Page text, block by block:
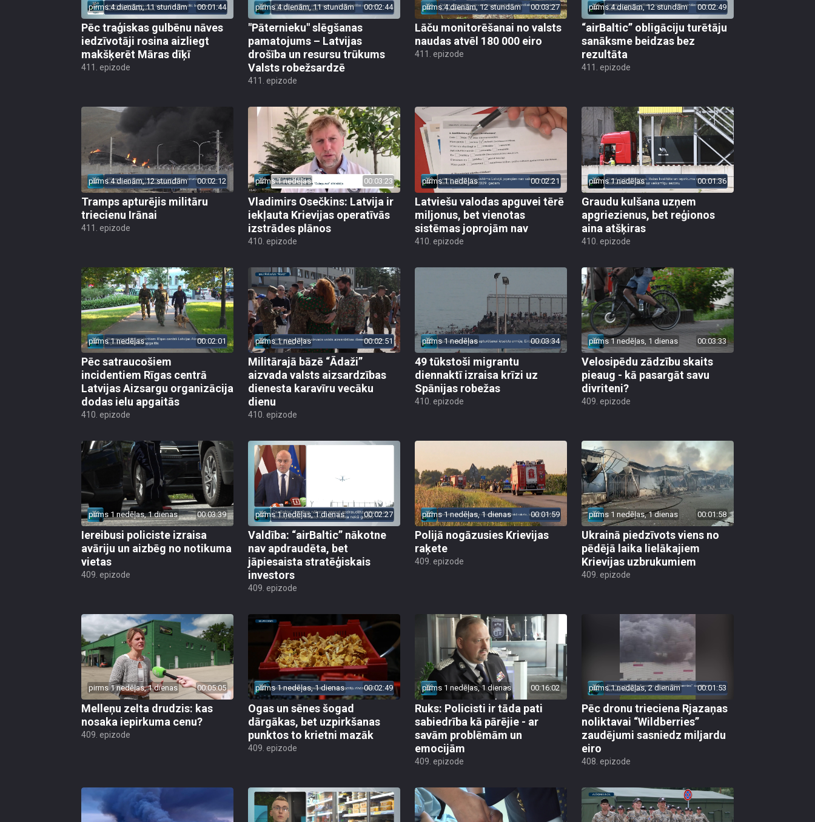
pirms 4 dienām, 11 stundām 00:01:44
Pēc traģiskas gulbēnu nāves
iedzīvotāji rosina aizliegt
makšķerēt Māras dīķī
411. epizode
pirms 4 dienām, 11 stundām 00:02:44
"Pāternieku" slēgšanas
pamatojums – Latvijas
drošība un resursu trūkums
Valsts robežsardzē
411. epizode
pirms 4 dienām, 12 stundām 00:03:27
Lāču monitorēšanai no valsts
naudas atvēl 180 000 eiro
411. epizode
pirms 4 dienām, 12 stundām 00:02:49
“airBaltic” obligāciju turētāju
sanāksme beidzas bez
rezultāta
411. epizode
pirms 4 dienām, 12 stundām 00:02:12
Tramps apturējis militāru
triecienu Irānai
411. epizode
pirms 1 nedēļas 00:03:23
Vladimirs Osečkins: Latvija ir
iekļauta Krievijas operatīvās
izstrādes plānos
410. epizode
pirms 1 nedēļas 00:02:21
Latviešu valodas apguvei tērē
miljonus, bet vienotas
sistēmas joprojām nav
410. epizode
pirms 1 nedēļas 00:01:36
Graudu kulšana uzņem
apgriezienus, bet reģionos
aina atšķiras
410. epizode
pirms 1 nedēļas 00:02:01
Pēc satraucošiem
incidentiem Rīgas centrā
Latvijas Aizsargu organizācija
dodas ielu apgaitās
410. epizode
pirms 1 nedēļas 00:02:51
Militārajā bāzē “Ādaži”
aizvada valsts aizsardzības
dienesta karavīru vecāku
dienu
410. epizode
pirms 1 nedēļas 00:03:34
49 tūkstoši migrantu
diennaktī izraisa krīzi uz
Spānijas robežas
410. epizode
pirms 1 nedēļas, 1 dienas 00:03:33
Velosipēdu zādzību skaits
pieaug - kā pasargāt savu
divriteni?
409. epizode
pirms 1 nedēļas, 1 dienas 00:03:39
Iereibusi policiste izraisa
avāriju un aizbēg no notikuma
vietas
409. epizode
pirms 1 nedēļas, 1 dienas 00:02:27
Valdība: “airBaltic” nākotne
nav apdraudēta, bet
jāpiesaista stratēģiskais
investors
409. epizode
pirms 1 nedēļas, 1 dienas 00:01:59
Polijā nogāzusies Krievijas
raķete
409. epizode
pirms 1 nedēļas, 1 dienas 00:01:58
Ukrainā piedzīvots viens no
pēdējā laika lielākajiem
Krievijas uzbrukumiem
409. epizode
pirms 1 nedēļas, 1 dienas 00:05:05
Melleņu zelta drudzis: kas
nosaka iepirkuma cenu?
409. epizode
pirms 1 nedēļas, 1 dienas 00:02:49
Ogas un sēnes šogad
dārgākas, bet uzpirkšanas
punktos to krietni mazāk
409. epizode
pirms 1 nedēļas, 1 dienas 00:16:02
Ruks: Policisti ir tāda pati
sabiedrība kā pārējie - ar
savām problēmām un
emocijām
409. epizode
pirms 1 nedēļas, 2 dienām 00:01:53
Pēc dronu trieciena Rjazaņas
noliktavai “Wildberries”
zaudējumi sasniedz miljardu
eiro
408. epizode